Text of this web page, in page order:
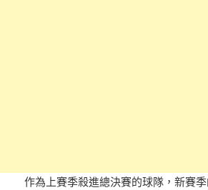
作為上賽季殺進總決賽的球隊，新賽